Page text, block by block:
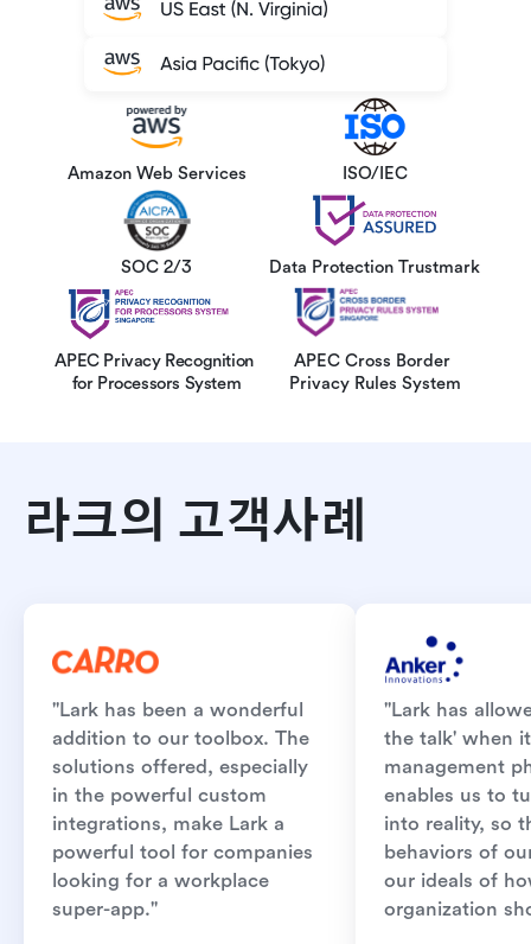
ISO/IEC
Amazon Web Services
SOC 2/3 Data Protection Trustmark
APEC Privacy Recognition
for Processors System
APEC Cross Border
Privacy Rules System
라크의 고객사례
"Lark has been a wonderful
addition to our toolbox. The
solutions offered, especially
in the powerful custom
integrations, make Lark a
powerful tool for companies
looking for a workplace
super-app."
"Lark has
the talk' when
management
enables us to
into reality, so
behaviors of
our ideals of
organization